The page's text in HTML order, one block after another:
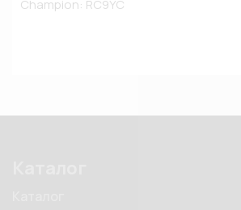
Champion: RC9YC